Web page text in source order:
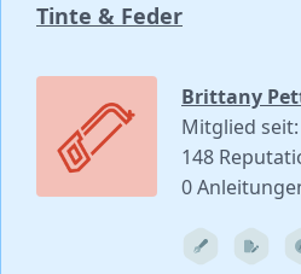
Tinte & Feder
Brittany
Mitglied
148
0